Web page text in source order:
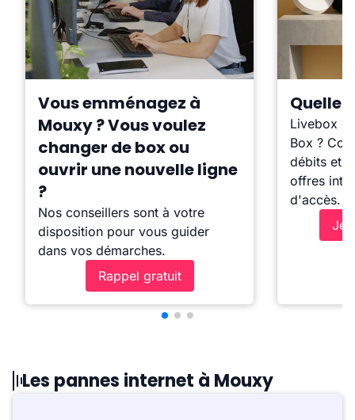
Vous emménagez à
Mouxy ? Vous voulez
changer de box ou
ouvrir une nouvelle ligne
?
Nos conseillers sont à votre
disposition pour vous guider
dans vos démarches.
Rappel gratuit
Quelle
Livebox ?
Box ?
débits et
offres
d'accès.
Je
Les pannes internet à Mouxy